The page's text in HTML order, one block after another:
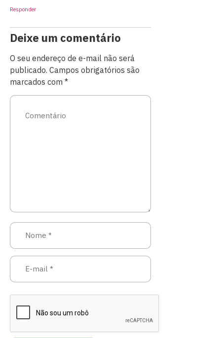
Responder
Deixe um comentário
O seu endereço de e-mail não será
publicado. Campos obrigatórios são
marcados com *